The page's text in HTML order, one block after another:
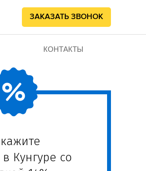
ЗАКАЗАТЬ ЗВОНОК
КОНТАКТЫ
Кунгуре со